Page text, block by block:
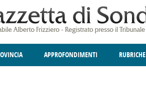
APPROFONDIMENTI RUBRICHE